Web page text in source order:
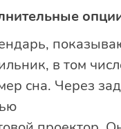
в том
сна. Через